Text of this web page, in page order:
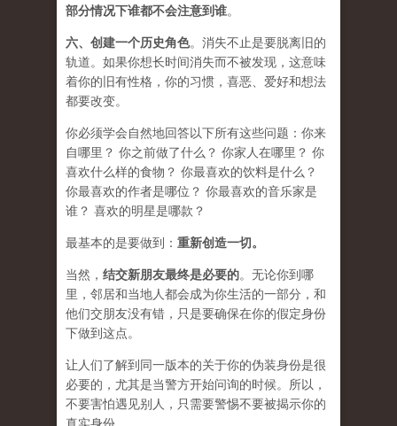
部分情况下谁都不会注意到谁。
六、 创建一个历史角色。消失不止是要脱离旧的
轨道。如果你想长时间消失而不被发现，这意味
着你的旧有性格，你的习惯，喜恶、爱好和想法
都要改变。
你必须学会​​自然地回答以下所有这些问题：你来
自哪里？ 你之前做了什么？ 你家人在哪里？ 你
喜欢什么样的食物？ 你最喜欢的饮料是什么？
你最喜欢的作者是哪位？ 你最喜欢的音乐家是
谁？ 喜欢的明星是哪款？
最基本的是要做到： 重新创造一切。
当然， 结交新朋友最终是必要的。无论你到哪
里，邻居和当地人都会成为你生活的一部分，和
他们交朋友没有错，只是要确保在你的假定身份
下做到这点。
让人们了解到同一版本的关于你的伪装身份是很
必要的，尤其是当警方开始问询的时候。所以，
不要害怕遇见别人，只需要警惕不要被揭示你的